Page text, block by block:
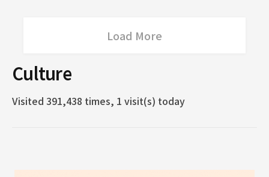
Load More
Culture
Visited 391,438 times, 1 visit(s) today